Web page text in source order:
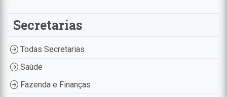
Secretarias
Todas Secretarias
Saúde
Fazenda e Finanças